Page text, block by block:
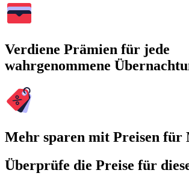
Verdiene Prämien für jede
wahrgenommene
Mehr sparen mit Preisen
Überprüfe die Preise für